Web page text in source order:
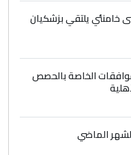
خامنئي يلتقي بزشكيان
الخاصة بالحصص
الماضي